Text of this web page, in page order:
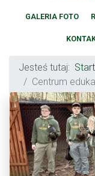
GALERIA FOTO
Jesteś tutaj: Start
Centrum